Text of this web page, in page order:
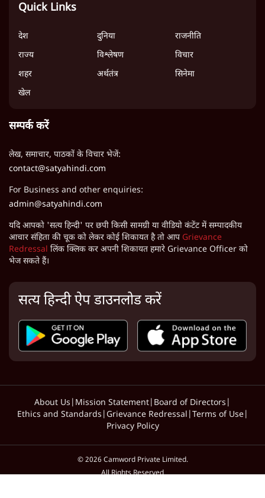
Quick Links
देश दुनिया
राजनीति
राज्य
विश्लेषण
विचार
शहर
अर्थतंत्र
सिनेमा
खेल
सम्पर्क करें
लेख, समाचार, पाठकों के विचार भेजें:
contact@satyahindi.com
For Business and other enquiries:
admin@satyahindi.com
यदि आपको 'सत्य हिन्दी' पर छपी किसी सामग्री या वीडियो कंटेंट में सम्पादकीय
आचार संहिता की चूक को लेकर कोई शिकायत है तो आप Grievance
Redressal लिंक क्लिक कर अपनी शिकायत हमारे Grievance Officer को
भेज सकते हैं।
सत्य हिन्दी ऐप डाउनलोड करें
About Us Mission Statement Board of Directors
Ethics and Standards Grievance Redressal Terms of Use|
Privacy Policy
©2026 Camword Private Limited.
All Rights Reserved